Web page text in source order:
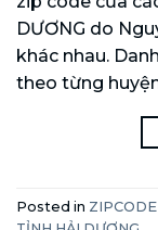
DƯƠNG do
khác nhau.
theo từng
Posted in ZIPCODE